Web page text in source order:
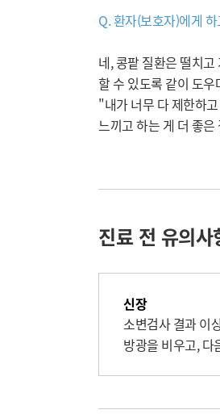
Q. 환자(보호자)에게
네, 콩팥 질환은 떨치
할 수 있도록 같이 도
"내가 너무 다 제한하
느끼고 하는 게 더 좋
진료 전 유의사
신장
소변검사 결과 이
방광을 비우고, 다